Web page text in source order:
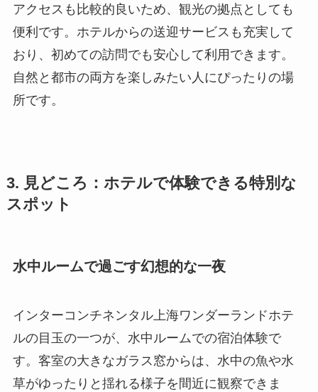
アクセスも比較的良いため、観光の拠点としても
便利です。ホテルからの送迎サービスも充実して
おり、初めての訪問でも安心して利用できます。
自然と都市の両方を楽しみたい人にぴったりの場
所です。
3. 見どころ：ホテルで体験できる特別な
スポット
水中ルームで過ごす幻想的な一夜
インターコンチネンタル上海ワンダーランドホテ
ルの目玉の一つが、水中ルームでの宿泊体験で
す。客室の大きなガラス窓からは、水中の魚や水
草がゆったりと揺れる様子を間近に観察できま